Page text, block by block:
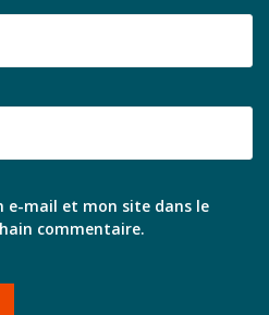
e-mail et mon site dans le
commentaire.